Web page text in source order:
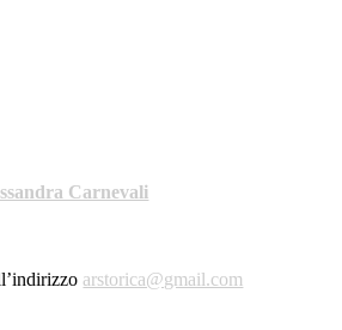
Carnevali
arstorica@gmail.com